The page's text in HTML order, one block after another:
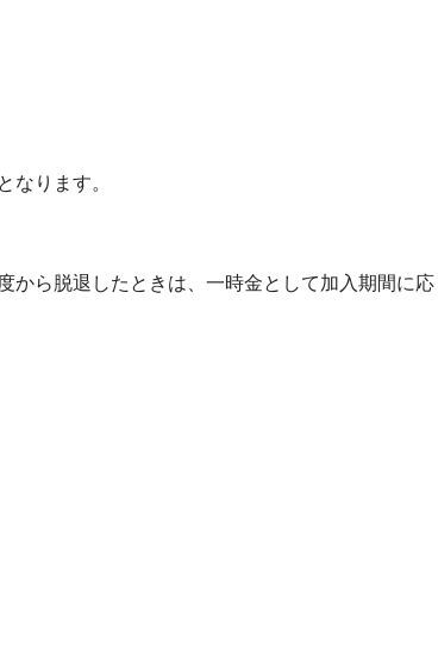
なります。
から脱退したときは、一時金として加入期間に